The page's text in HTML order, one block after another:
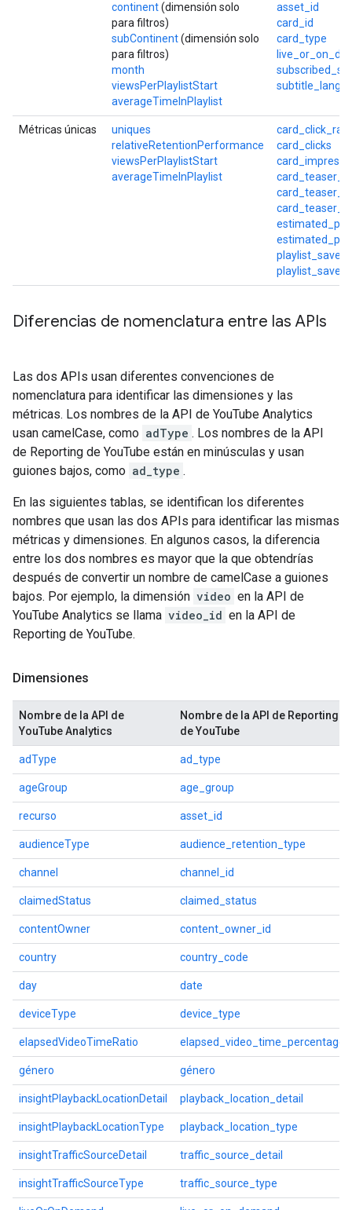
continent(dimensión solo
para filtros)
subContinent(dimensión solo
para filtros)
month
viewsPerPlaylistStart
averageTimeInPlaylist
asset_id
card_id
card_type
Métricas únicas
uniques
relativeRetentionPerformance
viewsPerPlaylistStart
averageTimeInPlaylist
card_click_rate
card_clicks
Diferencias de nomenclatura entre las APIs
Las dos APIs usan diferentes convenciones de
nomenclatura para identificar las dimensiones y las
métricas. Los nombres de la API de YouTube Analytics
usan camelCase, como adType . Los nombres de la API
de Reporting de YouTube están en minúsculas y usan
guiones bajos, como ad_type .
En las siguientes tablas, se identifican los diferentes
nombres que usan las dos APIs para identificar las mismas
métricas y dimensiones. En algunos casos, la diferencia
entre los dos nombres es mayor que la que obtendrías
después de convertir un nombre de camelCase a guiones
bajos. Por ejemplo, la dimensión video en la API de
YouTube Analytics se llama video_id en la API de
Reporting de YouTube.
Dimensiones
Nombre de la API de
YouTube Analytics
Nombre de la API de Reporting
de YouTube
adType ad_type
ageGroup age_group
recurso asset_id
audienceType audience_retention_type
channel channel_id
claimedStatus claimed_status
contentOwner content_owner_id
country country_code
day date
deviceType device_type
elapsedVideoTimeRatio elapsed_video_time_percentage
género género
insightPlaybackLocationDetail playback_location_detail
insightPlaybackLocationType playback_location_type
insightTrafficSourceDetail traffic_source_detail
insightTrafficSourceType traffic_source_type